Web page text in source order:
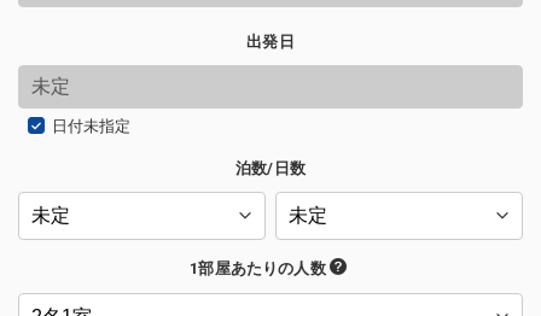
出発日
日付未指定
泊数/日数
1部屋あたりの人数